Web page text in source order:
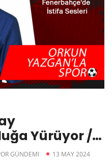
Yürüyor /
GÜNDEMI 13 MAY 2024